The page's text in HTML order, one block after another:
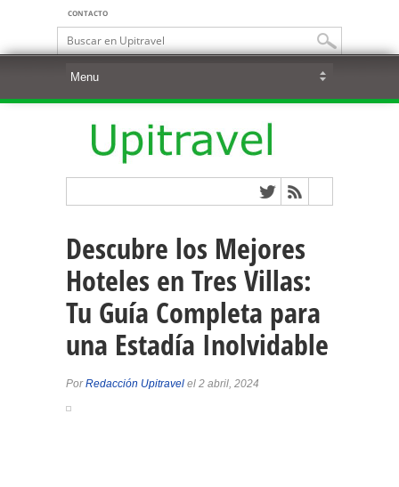
CONTACTO
Descubre los Mejores
Hoteles en Tres Villas:
Tu Guía Completa para
una Estadía Inolvidable
PorRedacción Upitravel el 2 abril, 2024